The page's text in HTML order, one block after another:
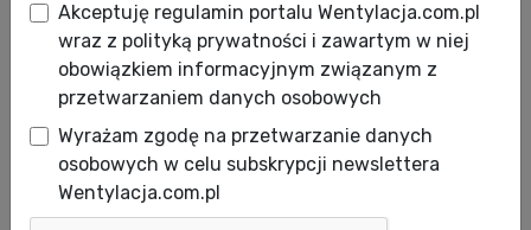
VOLCANO z nową, fabrycznie
montowaną tacą ociekową
Data publikacji: 24.06.2026
Akceptuję regulamin portalu Wentylacja.com.pl
wraz z polityką prywatności i zawartym w niej
obowiązkiem informacyjnym związanym z
przetwarzaniem danych osobowych
Wyrażam zgodę na przetwarzanie danych
osobowych w celu subskrypcji newslettera
Wentylacja.com.pl